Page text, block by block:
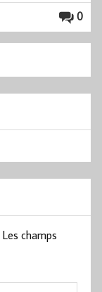
0
Les champs